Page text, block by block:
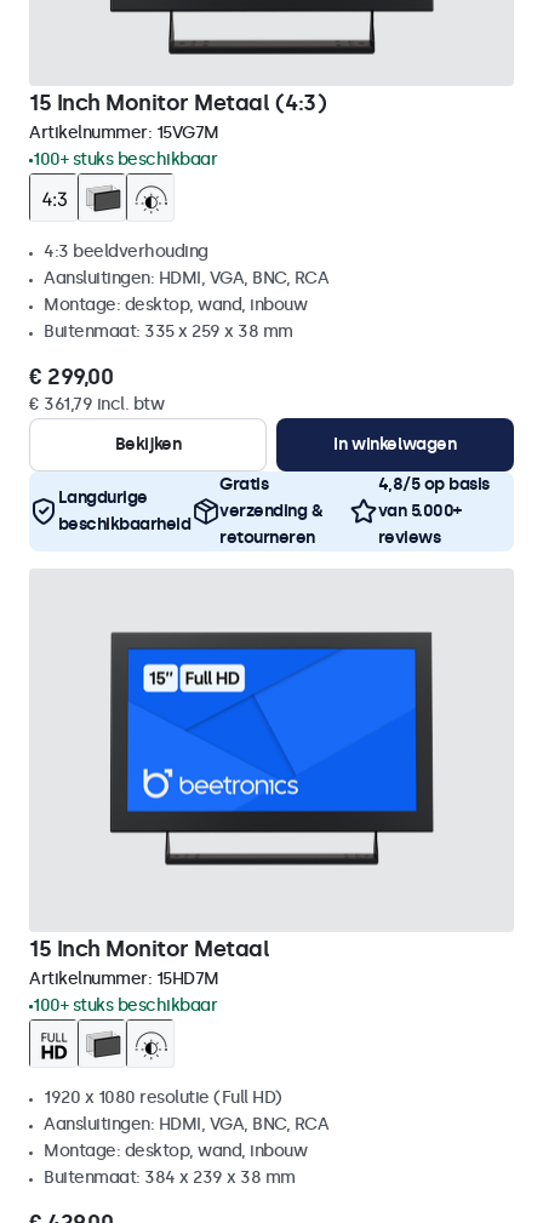
15 Inch Monitor Metaal (4:3)
Artikelnummer: 15VG7M
100+ stuks beschikbaar
4:3 beeldverhouding
Aansluitingen: HDMI, VGA, BNC, RCA
Montage: desktop, wand, inbouw
Buitenmaat: 335 x 259 x 38 mm
€ 299,00
€ 361,79 incl. btw
Bekijken
In winkelwagen
Langdurige
beschikbaarheid
Gratis
verzending &
retourneren
4,8/5 op basis
van 5.000+
reviews
15 Inch Monitor Metaal
Artikelnummer: 15HD7M
100+ stuks beschikbaar
1920 x 1080 resolutie (Full HD)
Aansluitingen: HDMI, VGA, BNC, RCA
Montage: desktop, wand, inbouw
Buitenmaat: 384 x 239 x 38 mm